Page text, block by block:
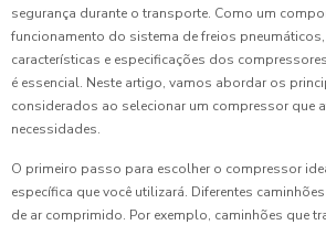
segurança durante o transporte. Como um
funcionamento do sistema de freios
características e especificações dos
é essencial. Neste artigo, vamos abordar os
considerados ao selecionar um compressor que
necessidades.
O primeiro passo para escolher o compressor
específica que você utilizará. Diferentes
de ar comprimido. Por exemplo, caminhões que